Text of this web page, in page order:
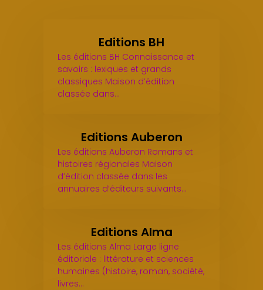
Editions BH
Les éditions BH Connaissance et
savoirs : lexiques et grands
classiques Maison d’édition
classée dans…
Editions Auberon
Les éditions Auberon Romans et
histoires régionales Maison
d’édition classée dans les
annuaires d’éditeurs suivants…
Editions Alma
Les éditions Alma Large ligne
éditoriale : littérature et sciences
humaines (histoire, roman, société,
livres…